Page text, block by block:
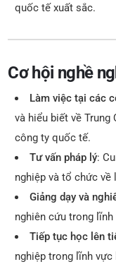
quốc tế xuất sắc.
Cơ hội nghề
Làm việc tại các
và hiểu biết về
công ty quốc tế.
Tư vấn pháp lý:
nghiệp và tổ chức về
Giảng dạy và
nghiên cứu trong
Tiếp tục học lên
nghiệp trong lĩnh vực